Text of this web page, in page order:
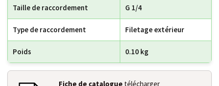
Taille de raccordement G 1/4
Type de raccordement Filetage extérieur
Poids 0.10 kg
Fiche de catalogue télécharger